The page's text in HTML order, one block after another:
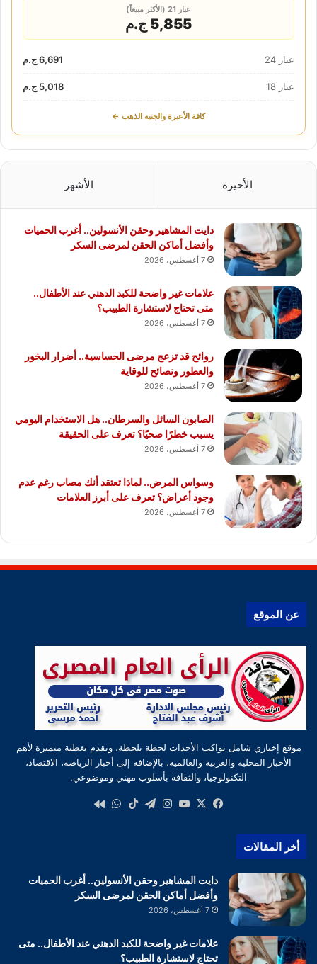
عيار 21 (الأكثر مبيعاً)
5,855 ج.م
عيار 24 6,691 ج.م
عيار 18 5,018 ج.م
كافة الأعيرة والجنيه الذهب ←
الأخيرة الأشهر
دايت المشاهير وحقن الأنسولين.. أغرب الحميات
وأفضل أماكن الحقن لمرضى السكر
7 أغسطس، 2026
علامات غير واضحة للكبد الدهني عند الأطفال..
متى تحتاج لاستشارة الطبيب؟
7 أغسطس، 2026
روائح قد تزعج مرضى الحساسية.. أضرار البخور
والعطور ونصائح للوقاية
7 أغسطس، 2026
الصابون السائل والسرطان.. هل الاستخدام اليومي
يسبب خطرًا صحيًا؟ تعرف على الحقيقة
7 أغسطس، 2026
وسواس المرض.. لماذا تعتقد أنك مصاب رغم عدم
وجود أعراض؟ تعرف على أبرز العلامات
7 أغسطس، 2026
عن الموقع
موقع إخباري شامل يواكب الأحداث لحظة بلحظة، ويقدم تغطية متميزة لأهم
الأخبار المحلية والعربية والعالمية، بالإضافة إلى أخبار الرياضة، الاقتصاد،
التكنولوجيا، والثقافة بأسلوب مهني وموضوعي.
فيسبوك
‫X
‫YouTube
انستقرام
تيلقرام‫TikTokواتساب
أخر المقالات
دايت المشاهير وحقن الأنسولين.. أغرب الحميات
وأفضل أماكن الحقن لمرضى السكر
7 أغسطس، 2026
علامات غير واضحة للكبد الدهني عند الأطفال.. متى
تحتاج لاستشارة الطبيب؟